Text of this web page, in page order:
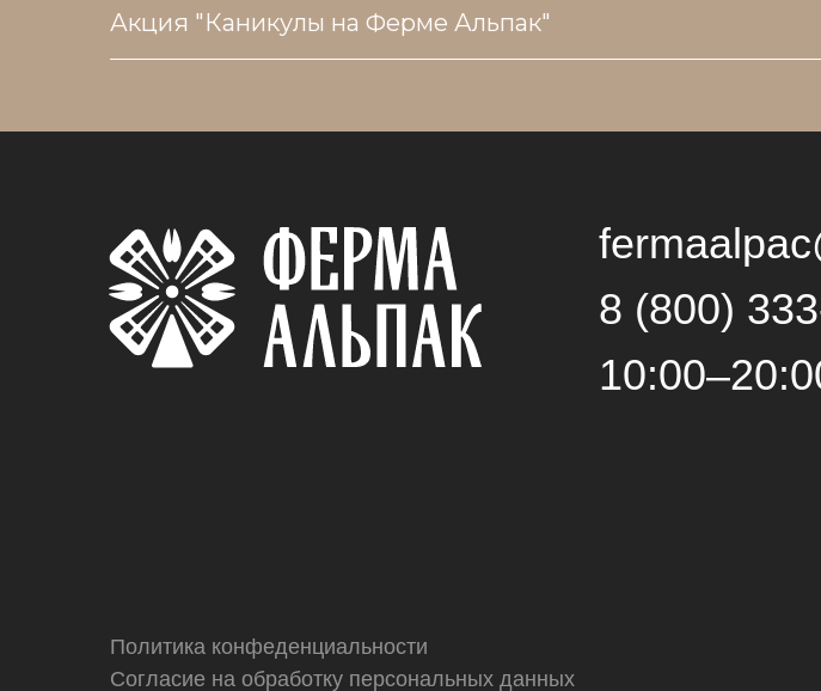
Акция "Каникулы на Ферме Альпак"
Политика конфеденциальности
Согласие на обработку персональных данных
8 (800)